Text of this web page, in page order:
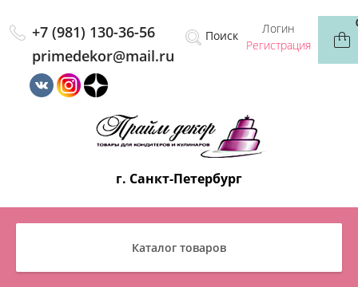
+7 (981) 130-36-56
primedekor@mail.ru
Логин
Регистрация
г. Санкт-Петербург
Каталог товаров